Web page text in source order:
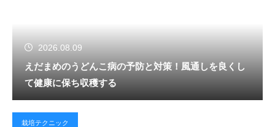
2026.08.09
えだまめのうどんこ病の予防と対策！風通しを良くし
て健康に保ち収穫する
栽培テクニック